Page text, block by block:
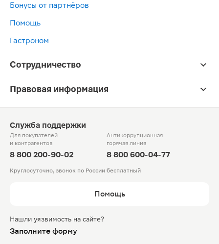
Бонусы от партнёров
Помощь
Гастроном
Сотрудничество
Правовая информация
Служба поддержки
Для покупателей
и контрагентов
8 800 200-90-02
Антикоррупционная
горячая линия
8 800 600-04-77
Круглосуточно, звонок по России бесплатный
Помощь
Нашли уязвимость на сайте?
Заполните форму